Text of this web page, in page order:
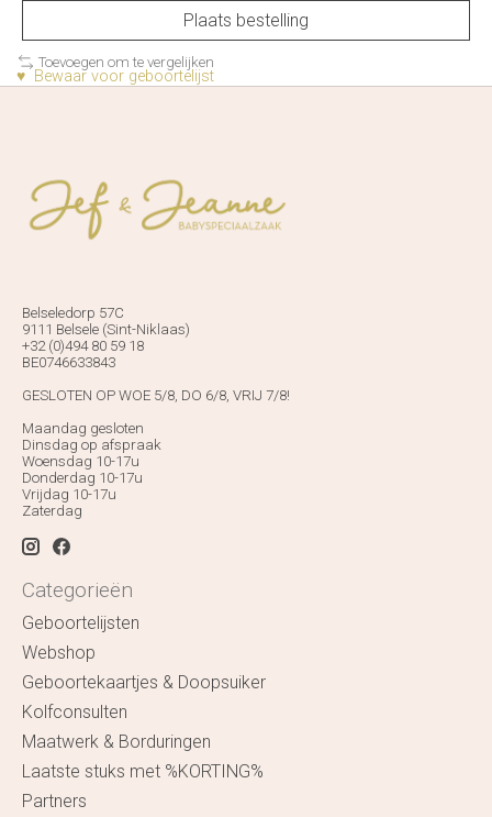
Plaats bestelling
Toevoegen om te vergelijken
♥ Bewaar voor geboortelijst
Belseledorp 57C
9111 Belsele (Sint-Niklaas)
+32 (0)494 80 59 18
BE0746633843
GESLOTEN OP WOE 5/8, DO 6/8, VRIJ 7/8!
Maandag gesloten
Dinsdag op afspraak
Woensdag 10-17u
Donderdag 10-17u
Vrijdag 10-17u
Zaterdag
Categorieën
Geboortelijsten
Webshop
Geboortekaartjes & Doopsuiker
Kolfconsulten
Maatwerk & Borduringen
Laatste stuks met %KORTING%
Partners